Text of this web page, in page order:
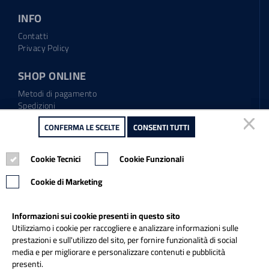
INFO
Contatti
Privacy Policy
SHOP ONLINE
Metodi di pagamento
Spedizioni
Regolamento garanzia
Diritto di recesso
Tel.: 0865.904373
Email:info@italiapulitasrl.it
CONFERMA LE SCELTE CONSENTI TUTTI
Cookie Tecnici
Cookie Funzionali
Cookie di Marketing
Informazioni sui cookie presenti in questo sito
Utilizziamo i cookie per raccogliere e analizzare informazioni sulle
prestazioni e sull'utilizzo del sito, per fornire funzionalità di social
media e per migliorare e personalizzare contenuti e pubblicità
presenti.
CONFERMA LE SCELTE CONSENTI TUTTI
Cookie Tecnici
Cookie Funzionali
Cookie di Marketing
Informazioni sui cookie presenti in questo sito
Utilizziamo i cookie per raccogliere e analizzare informazioni sulle
prestazioni e sull'utilizzo del sito, per fornire funzionalità di social
media e per migliorare e personalizzare contenuti e pubblicità
presenti.